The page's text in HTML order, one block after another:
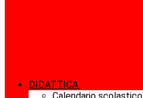
DIDATTICA